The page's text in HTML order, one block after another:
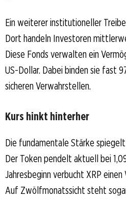
Ein weiterer institutioneller
Dort handeln Investoren
Diese Fonds verwalten ein
US-Dollar. Dabei binden sie fast
sicheren Verwahrstellen.
Kurs hinkt hinterher
Die fundamentale Stärke
Der Token pendelt aktuell bei
Jahresbeginn verbucht XRP
Auf Zwölfmonatssicht steht